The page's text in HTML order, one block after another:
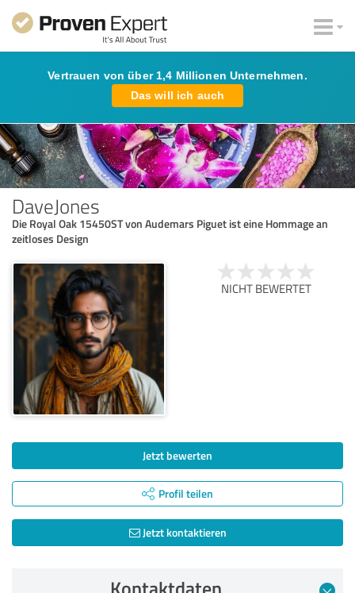
Vertrauen von über 1,4 Millionen Unternehmen.
Das will ich auch
DaveJones
Die Royal Oak 15450ST von Audemars Piguet ist eine Hommage an
zeitloses Design
NICHT BEWERTET
Jetzt bewerten
Profil teilen
Jetzt kontaktieren